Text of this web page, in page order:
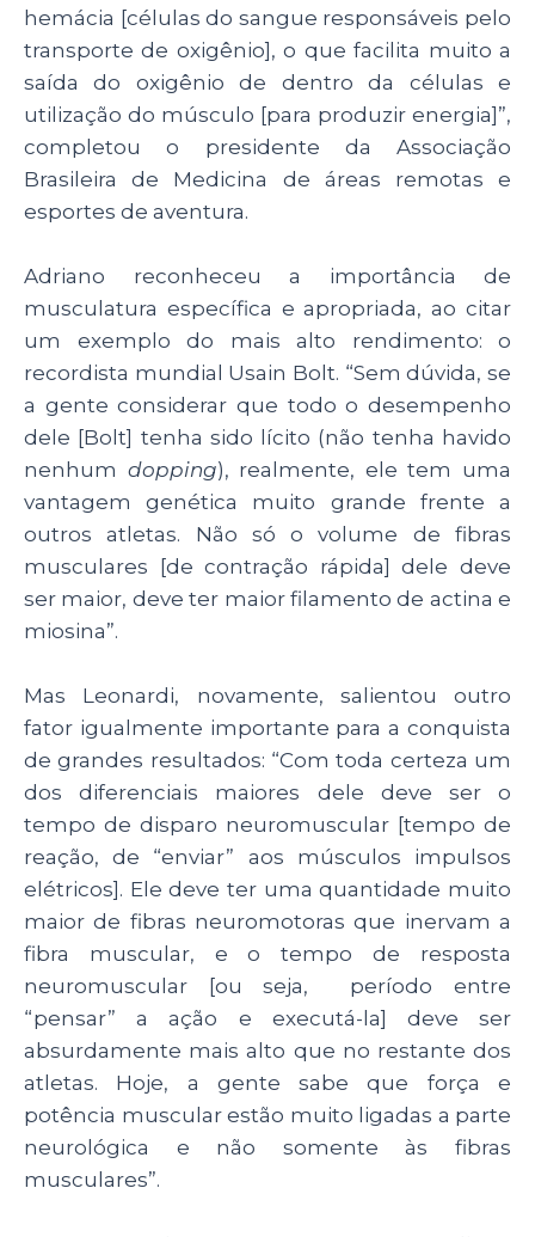
hemácia [células do sangue responsáveis pelo
transporte de oxigênio], o que facilita muito a
saída do oxigênio de dentro da células e
utilização do músculo [para produzir energia]”,
completou o presidente da Associação
Brasileira de Medicina de áreas remotas e
esportes de aventura.
Adriano reconheceu a importância de
musculatura específica e apropriada, ao citar
um exemplo do mais alto rendimento: o
recordista mundial Usain Bolt. “Sem dúvida, se
a gente considerar que todo o desempenho
dele [Bolt] tenha sido lícito (não tenha havido
nenhum dopping), realmente, ele tem uma
vantagem genética muito grande frente a
outros atletas. Não só o volume de fibras
musculares [de contração rápida] dele deve
ser maior, deve ter maior filamento de actina e
miosina”.
Mas Leonardi, novamente, salientou outro
fator igualmente importante para a conquista
de grandes resultados: “Com toda certeza um
dos diferenciais maiores dele deve ser o
tempo de disparo neuromuscular [tempo de
reação, de “enviar” aos músculos impulsos
elétricos]. Ele deve ter uma quantidade muito
maior de fibras neuromotoras que inervam a
fibra muscular, e o tempo de resposta
neuromuscular [ou seja, período entre
“pensar” a ação e executá-la] deve ser
absurdamente mais alto que no restante dos
atletas. Hoje, a gente sabe que força e
potência muscular estão muito ligadas a parte
neurológica e não somente às fibras
musculares”.